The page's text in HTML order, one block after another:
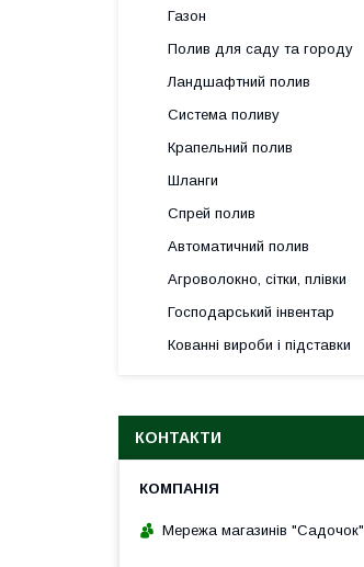
Газон
Полив для саду та городу
Ландшафтний полив
Система поливу
Крапельний полив
Шланги
Спрей полив
Автоматичний полив
Агроволокно, сітки, плівки
Господарський інвентар
Кованні вироби і підставки
КОНТАКТИ
Мережа магазинів "Садочок"